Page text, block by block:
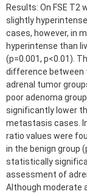
Results: On FSE T2
slightly
cases, however, in
hyperintense than
(p=0.001, p<0.01).
difference between
adrenal tumor
poor adenoma
significantly lower
metastasis cases.
ratio values were
in the benign group
statistically
assessment of
Although moderate